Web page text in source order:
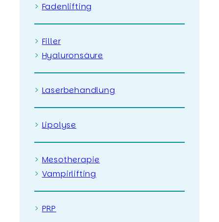
> Fadenlifting
> Filler
> Hyaluronsäure
> Laserbehandlung
> Lipolyse
> Mesotherapie
> Vampirlifting
> PRP